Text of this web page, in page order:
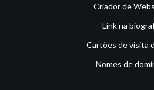
Criador de
Link na
Cartões de visita
Nomes de